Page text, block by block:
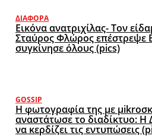
ΔΙΆΦΟΡΑ
Εικόνα ανατριχίλας- Τον
Σταύρος Φλώρος επέστρεψε
συγκίνησε όλους (pics)
GOSSIP
Η φωτογραφία της με
αναστάτωσε το διαδίκτυο: Η
να κερδίζει τις εντυπώσεις